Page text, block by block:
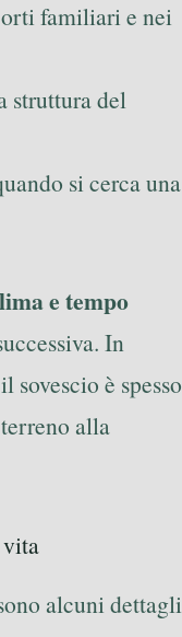
familiari e nei
struttura del
si cerca una
e tempo
In
sovescio è spesso
alla
alcuni dettagli